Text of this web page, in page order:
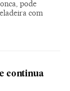
pode
com
continua